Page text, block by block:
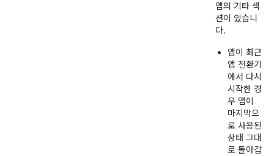
앱의 기타 섹
션이 있습니
다.
앱이 최근
앱 전환기
에서 다시
시작한 경
우 앱이
마지막으
로 사용된
상태 그대
로 돌아갑